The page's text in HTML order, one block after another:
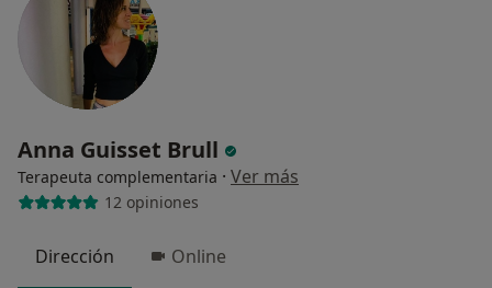
Anna Guisset Brull
Terapeuta complementaria · Ver más
12 opiniones
Dirección Online